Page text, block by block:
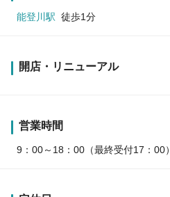
能登川駅 徒歩1分
開店・リニューアル
営業時間
9：00～18：00（最終受付17：00）